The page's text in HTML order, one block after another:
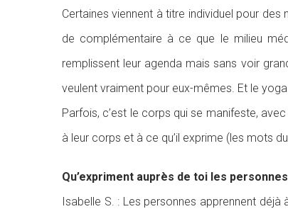
Certaines viennent à titre individuel pour
de complémentaire à ce que le milieu
remplissent leur agenda mais sans voir
veulent vraiment pour eux-mêmes. Et le
Parfois, c’est le corps qui se manifeste,
à leur corps et à ce qu’il exprime (les mots
Qu’expriment auprès de toi les
Isabelle S. : Les personnes apprennent